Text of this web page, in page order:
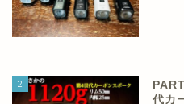
2
代カ